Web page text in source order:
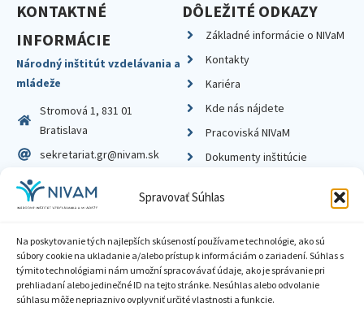
Spravovať Súhlas
Na poskytovanie tých najlepších skúseností používame technológie, ako sú
súbory cookie na ukladanie a/alebo prístup k informáciám o zariadení. Súhlas s
týmito technológiami nám umožní spracovávať údaje, ako je správanie pri
prehliadaní alebo jedinečné ID na tejto stránke. Nesúhlas alebo odvolanie
súhlasu môže nepriaznivo ovplyvniť určité vlastnosti a funkcie.
KONTAKTNÉ
INFORMÁCIE
Národný inštitút vzdelávania a
mládeže
Stromová 1, 831 01
Bratislava
sekretariat.gr@nivam.sk
IČO: 00164348
DIČ: 2020798714
DÔLEŽITÉ ODKAZY
Základné informácie o NIVaM
Kontakty
Kariéra
Kde nás nájdete
Pracoviská NIVaM
Dokumenty inštitúcie
Zásady ochrany súkromia